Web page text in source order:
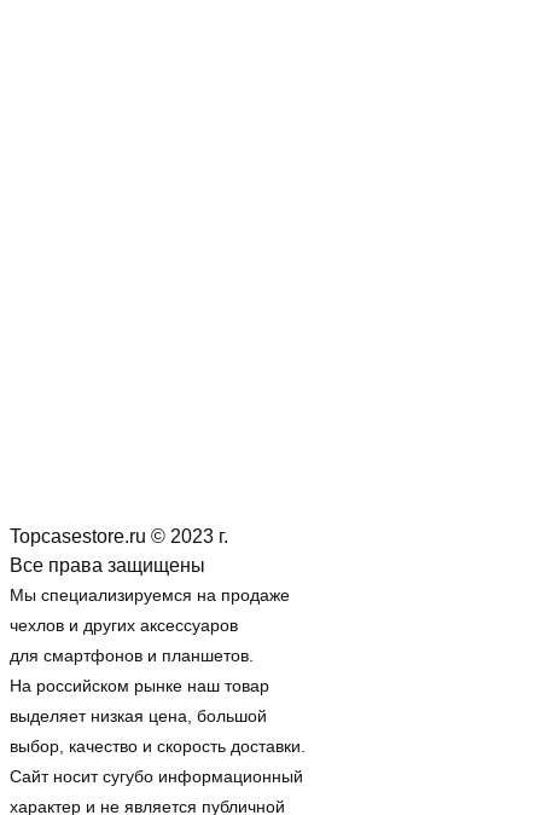
Topcasestore.ru © 2023 г.
Все права защищены
Мы специализируемся на продаже
чехлов и других аксессуаров
для смартфонов и планшетов.
На российском рынке наш товар
выделяет низкая цена, большой
выбор, качество и скорость доставки.
Сайт носит сугубо информационный
характер и не является публичной